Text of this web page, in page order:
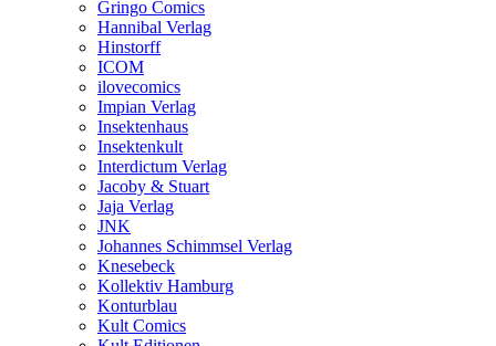
Gringo Comics
Hannibal Verlag
Hinstorff
ICOM
ilovecomics
Impian Verlag
Insektenhaus
Insektenkult
Interdictum Verlag
Jacoby & Stuart
Jaja Verlag
JNK
Johannes Schimmsel Verlag
Knesebeck
Kollektiv Hamburg
Konturblau
Kult Comics